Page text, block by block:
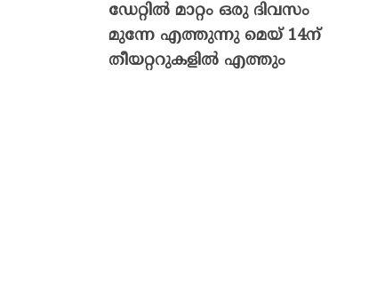
ഡേറ്റിൽ മാറ്റം ഒരു ദിവസം
മുന്നേ എത്തുന്നു മെയ് 14ന്
തീയറ്ററുകളിൽ എത്തും